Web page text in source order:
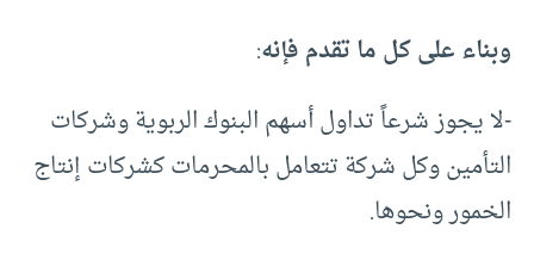
وبناء على كل ما تقدم فإنه:
-لا يجوز شرعاً تداول أسهم البنوك الربوية وشركات
التأمين وكل شركة تتعامل بالمحرمات كشركات إنتاج
الخمور ونحوها.